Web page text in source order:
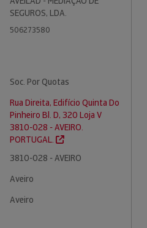
SEGUROS, LDA.
506273580
Soc. Por Quotas
Rua Direita, Edifício Quinta Do
Pinheiro Bl. D, 320 Loja V
3810-028 - AVEIRO.
PORTUGAL.
3810-028 - AVEIRO
Aveiro
Aveiro